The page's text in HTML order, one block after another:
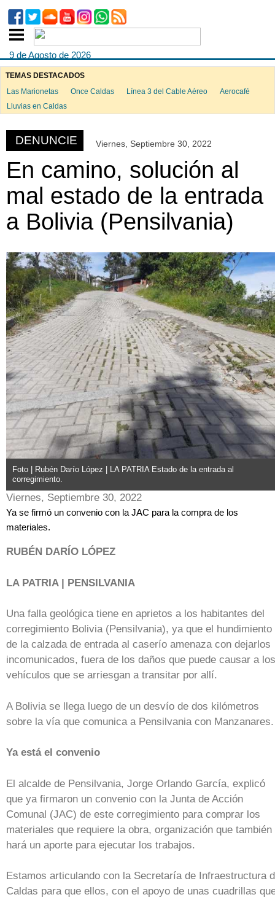
9 de Agosto de 2026
TEMAS DESTACADOS
Las Marionetas
Once Caldas Línea 3 del Cable Aéreo
Aerocafé
Lluvias en Caldas
DENUNCIE Viernes, Septiembre 30, 2022
En camino, solución al
mal estado de la entrada
a Bolivia (Pensilvania)
Foto | Rubén Darío López | LA PATRIA Estado de la entrada al
corregimiento.
Viernes, Septiembre 30, 2022
Ya se firmó un convenio con la JAC para la compra de los
materiales.
RUBÉN DARÍO LÓPEZ
LA PATRIA | PENSILVANIA
Una falla geológica tiene en aprietos a los habitantes del
corregimiento Bolivia (Pensilvania), ya que el hundimiento
de la calzada de entrada al caserío amenaza con dejarlos
incomunicados, fuera de los daños que puede causar a los
vehículos que se arriesgan a transitar por allí.
A Bolivia se llega luego de un desvío de dos kilómetros
sobre la vía que comunica a Pensilvania con Manzanares.
Ya está el convenio
El alcalde de Pensilvania, Jorge Orlando García, explicó
que ya firmaron un convenio con la Junta de Acción
Comunal (JAC) de este corregimiento para comprar los
materiales que requiere la obra, organización que también
hará un aporte para ejecutar los trabajos.
Estamos articulando con la Secretaría de Infraestructura
Caldas para que ellos, con el apoyo de unas cuadrillas